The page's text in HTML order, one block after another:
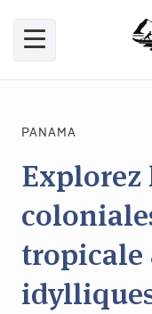
PANAMA
Explorez
tropicale